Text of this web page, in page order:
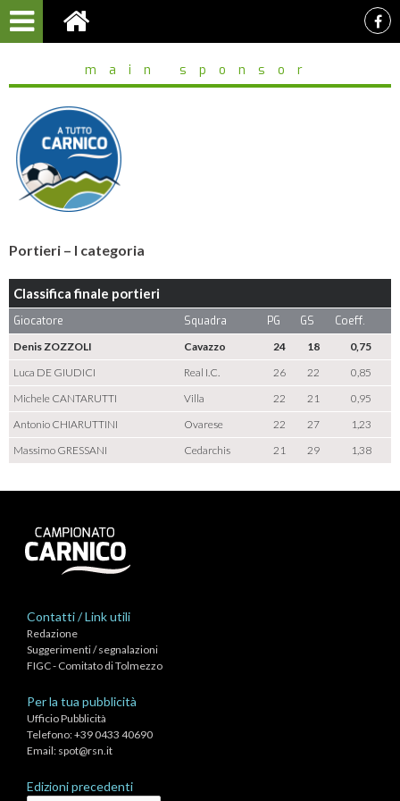
main sponsor
Portieri – I categoria
Classifica finale portieri
Giocatore Squadra PG GS Coeff.
Denis ZOZZOLI Cavazzo 24 18
0,75
Luca DE GIUDICI
Real I.C. 26 22
0,85
Michele CANTARUTTI
Villa 22 21
0,95
Antonio CHIARUTTINI
Ovarese 22 27
1,23
Massimo GRESSANI
Cedarchis 21 29 1,38
Contatti / Link utili
Redazione
Suggerimenti / segnalazioni
FIGC - Comitato di Tolmezzo
Per la tua pubblicità
Ufficio Pubblicità
Telefono: +39 0433 40690
Email: spot@rsn.it
Edizioni precedenti